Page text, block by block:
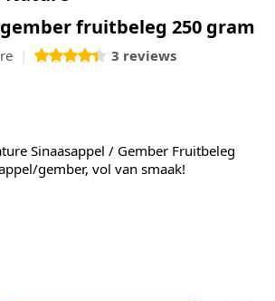
fruitbeleg 250 gram
3 reviews
gember, vol van smaak!